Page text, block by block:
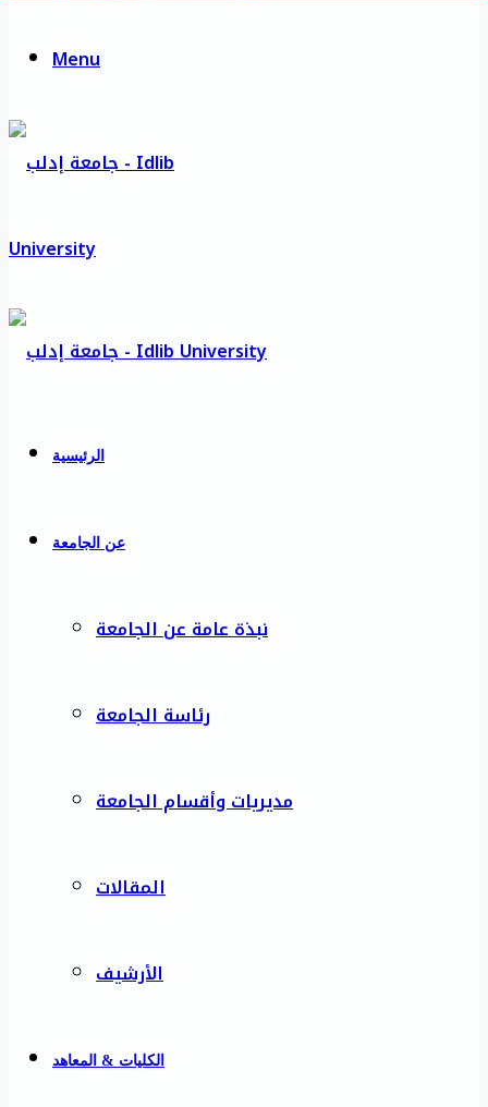
Menu
الرئيسية
عن الجامعة
نبذة عامة عن الجامعة
رئاسة الجامعة
مديريات وأقسام الجامعة
المقالات
الأرشيف
الكليات & المعاهد